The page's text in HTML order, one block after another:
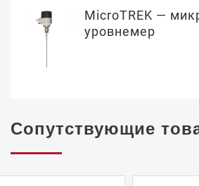
MicroTREK —
уровнемер
Сопутствующие